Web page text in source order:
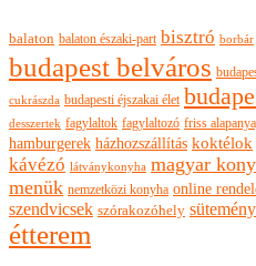
balaton balaton északi-part bisztró borbár
budapest belváros
cukrászda budapesti éjszakai élet
desszertek fagylaltok fagylaltozó friss
hamburgerek házhozszállítás koktélok
kávézó látványkonyha magyar
menük nemzetközi konyha online
szendvicsek szórakozóhely
étterem